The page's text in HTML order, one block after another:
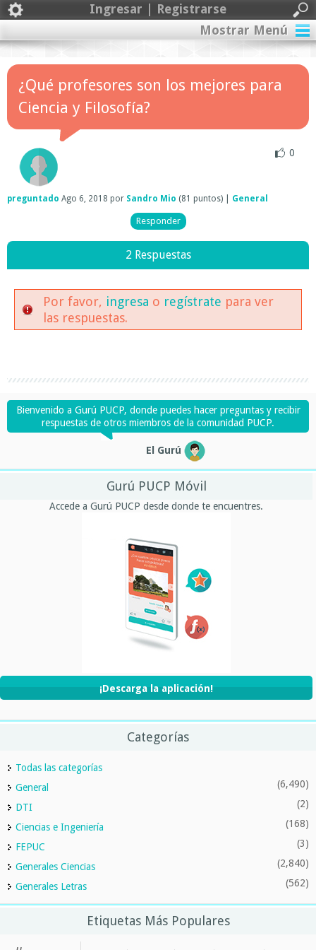
Ingresar | Registrarse
Mostrar Menú
¿Qué profesores son los mejores para
Ciencia y Filosofía?
0
preguntado Ago 6, 2018 por Sandro Mio (81 puntos) General
2 Respuestas
Por favor, ingresa o regístrate para ver
las respuestas.
Bienvenido a Gurú PUCP, donde puedes hacer preguntas y recibir
respuestas de otros miembros de la comunidad PUCP.
El Gurú
Gurú PUCP Móvil
Accede a Gurú PUCP desde donde te encuentres.
¡Descarga la aplicación!
Categorías
Todas las categorías
General
(6,490)
DTI (2)
Ciencias e Ingeniería (168)
FEPUC (3)
Generales Ciencias (2,840)
Generales Letras (562)
Etiquetas Más Populares